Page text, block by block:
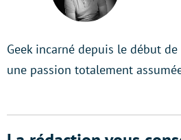
Geek incarné depuis le début
une passion totalement